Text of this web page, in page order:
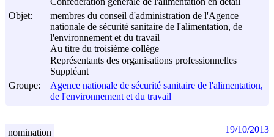
Objet:
membres du conseil d'administration de l'Agence
nationale de sécurité sanitaire de l'alimentation, de
l'environnement et du travail
Au titre du troisième collège
Représentants des organisations professionnelles
Suppléant
Groupe:
Agence nationale de sécurité sanitaire de l'alimentation,
de l'environnement et du travail
nomination 19/10/2013